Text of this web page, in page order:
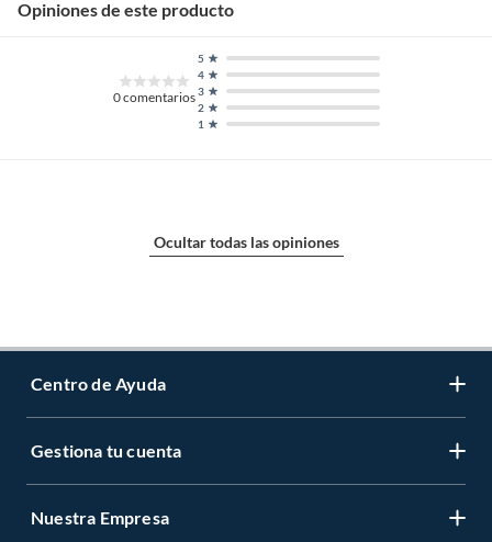
Opiniones de este producto
0comentarios
1
2
3
4
5
Ocultar todas las opiniones
Centro de Ayuda
Servicio al Cliente
Gestiona tu cuenta
Gestiona tu cuenta
Nuestra Empresa